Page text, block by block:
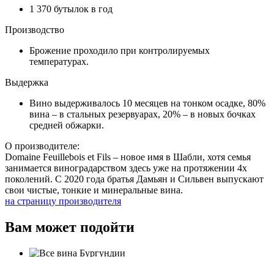
1 370 бутылок в год
Производство
Брожение проходило при контролируемых
температурах.
Выдержка
Вино выдерживалось 10 месяцев на тонком осадке, 80%
вина – в стальных резервуарах, 20% – в новых бочках
средней обжарки.
О производителе:
Domaine Feuillebois et Fils – новое имя в Шабли, хотя семья
занимается виноградарством здесь уже на протяжении 4х
поколений. С 2020 года братья Дамьян и Сильвен выпускают
свои чистые, тонкие и минеральные вина.
на страницу производителя
Вам может подойти